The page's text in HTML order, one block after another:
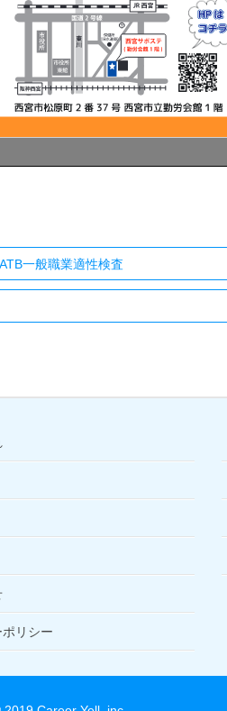
一般職業適性検査
リシー